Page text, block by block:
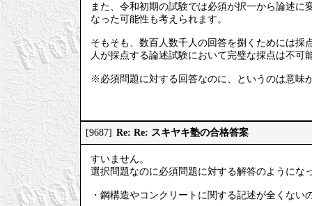
また、令和初期の試験では必須が択一から論述
なった可能性も考えられます。
そもそも、数百人数千人の回答を捌くためには採
人が採点する論述試験において完璧な採点は不可
※必須問題に対する回答なのに、というのは意味
[9687] Re: Re: スキヤキ塾の合格答案
すいません。
選択問題なのに必須問題に対する解答のようにな
・鋼構造やコンクリートに関する記述が全くない